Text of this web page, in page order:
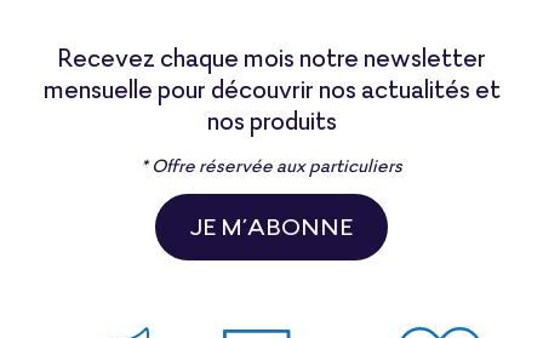
Recevez chaque mois notre newsletter
mensuelle pour découvrir nos actualités et
nos produits
* Offre réservée aux particuliers
JE M’ABONNE